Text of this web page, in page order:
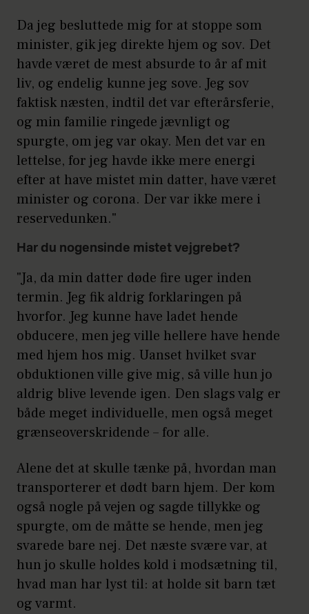
Da jeg besluttede mig for at stoppe som
minister, gik jeg direkte hjem og sov. Det
havde været de mest absurde to år af mit
liv, og endelig kunne jeg sove. Jeg sov
faktisk næsten, indtil det var efterårsferie,
og min familie ringede jævnligt og
spurgte, om jeg var okay. Men det var en
lettelse, for jeg havde ikke mere energi
efter at have mistet min datter, have været
minister og corona. Der var ikke mere i
reservedunken."
Har du nogensinde mistet vejgrebet?
"Ja, da min datter døde fire uger inden
termin. Jeg fik aldrig forklaringen på
hvorfor. Jeg kunne have ladet hende
obducere, men jeg ville hellere have hende
med hjem hos mig. Uanset hvilket svar
obduktionen ville give mig, så ville hun jo
aldrig blive levende igen. Den slags valg er
både meget individuelle, men også meget
grænseoverskridende – for alle.
Alene det at skulle tænke på, hvordan man
transporterer et dødt barn hjem. Der kom
også nogle på vejen og sagde tillykke og
spurgte, om de måtte se hende, men jeg
svarede bare nej. Det næste svære var, at
hun jo skulle holdes kold i modsætning til,
hvad man har lyst til: at holde sit barn tæt
og varmt.